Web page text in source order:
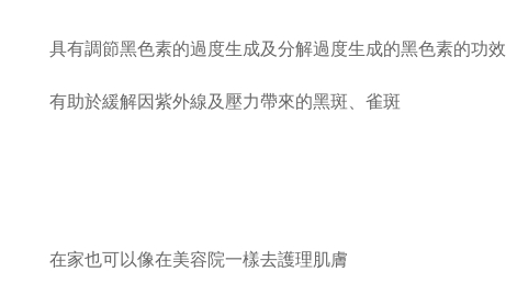
具有調節黑色素的過度生成及分解過度生成的黑色素的功效
有助於緩解因紫外線及壓力帶來的黑斑、雀斑
在家也可以像在美容院一樣去護理肌膚